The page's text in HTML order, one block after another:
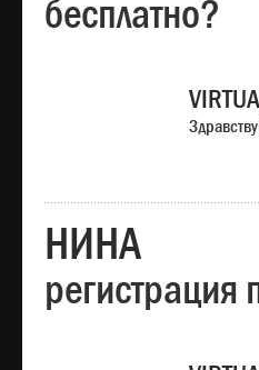
бесплатно?
НИНА
регистрация